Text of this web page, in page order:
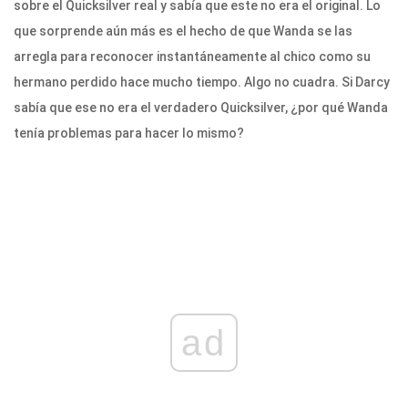
sobre el Quicksilver real y sabía que este no era el original. Lo
que sorprende aún más es el hecho de que Wanda se las
arregla para reconocer instantáneamente al chico como su
hermano perdido hace mucho tiempo. Algo no cuadra. Si Darcy
sabía que ese no era el verdadero Quicksilver, ¿por qué Wanda
tenía problemas para hacer lo mismo?
ad